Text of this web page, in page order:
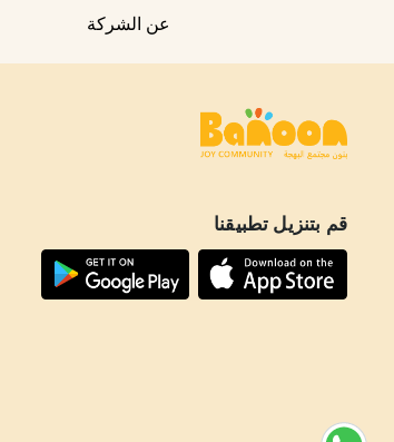
عن الشركة
قم بتنزيل تطبيقنا